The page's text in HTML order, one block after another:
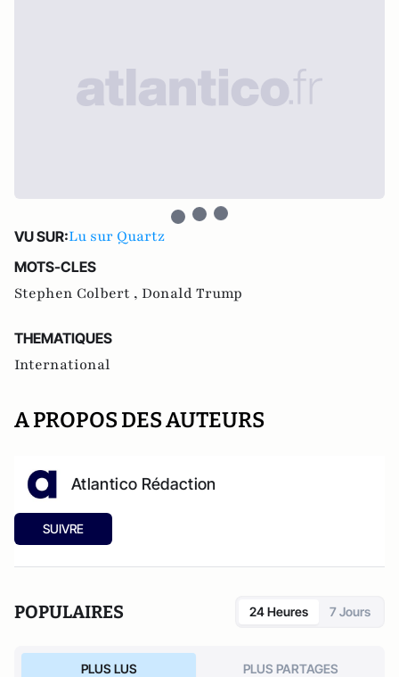
VU SUR:Lu sur Quartz
MOTS-CLES
Stephen Colbert , Donald Trump
THEMATIQUES
International
A PROPOS DES AUTEURS
Atlantico Rédaction
SUIVRE
POPULAIRES 24 Heures 7 Jours
PLUS LUS PLUS PARTAGES